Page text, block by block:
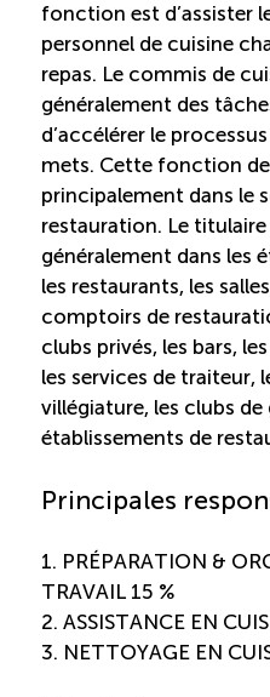
Outils et
Descriptions de fonction
Balados
Diffusion d’offres
Programmes d’aide et
Compétences et
fonction est d’assister
personnel de cuisine
repas. Le commis de
généralement des
d’accélérer le
mets. Cette fonction
principalement dans le
restauration. Le
généralement dans les
les restaurants, les
comptoirs de
clubs privés, les bars,
les services de traiteur,
villégiature, les clubs
établissements de
Principales
1. PRÉPARATION &
TRAVAIL 15 %
2. ASSISTANCE EN
3. NETTOYAGE EN